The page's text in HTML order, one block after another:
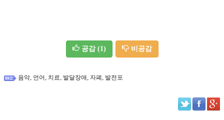
공감(1) 비공감
음악, 언어, 치료, 발달장애, 자폐 , 발전포